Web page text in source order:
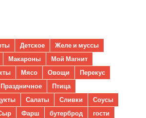
Детское
Желе и муссы
Макароны
Мой Магнит
Мясо Овощи
Перекус
Праздничное
Птица
Салаты Сливки
Соусы
Фарш бутерброд
гости